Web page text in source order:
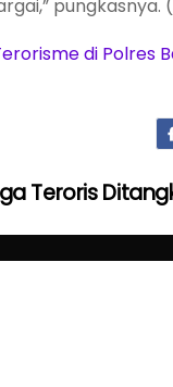
pungkasnya.
di Polres
Teroris